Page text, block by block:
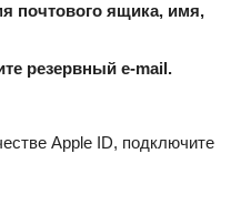
почтового ящика, имя,
резервный e-mail.
Apple ID, подключите